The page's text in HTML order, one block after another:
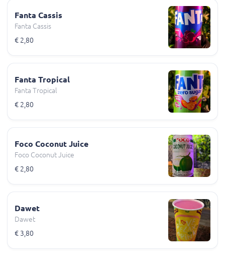
Fanta Cassis
Fanta Cassis
€ 2,80
Fanta Tropical
Fanta Tropical
€ 2,80
Foco Coconut Juice
Foco Coconut Juice
€ 2,80
Dawet
Dawet
€ 3,80